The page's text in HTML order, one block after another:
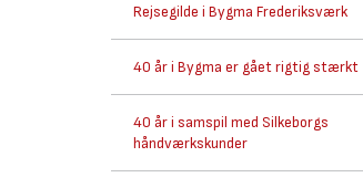
Rejsegilde i Bygma Frederiksværk
40 år i Bygma er gået rigtig stærkt
40 år i samspil med Silkeborgs
håndværkskunder